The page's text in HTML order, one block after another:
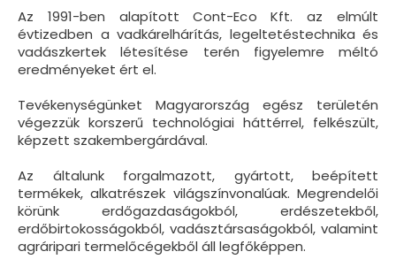
Az 1991-ben alapított Cont-Eco Kft. az elmúlt
évtizedben a vadkárelhárítás, legeltetéstechnika és
vadászkertek létesítése terén figyelemre méltó
eredményeket ért el.
Tevékenységünket Magyarország egész területén
végezzük korszerű technológiai háttérrel, felkészült,
képzett szakembergárdával.
Az általunk forgalmazott, gyártott, beépített
termékek, alkatrészek világszínvonalúak. Megrendelői
körünk erdőgazdaságokból, erdészetekből,
erdőbirtokosságokból, vadásztársaságokból, valamint
agráripari termelőcégekből áll legfőképpen.